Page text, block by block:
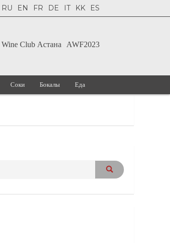
RU EN FR DE IT KK ES
Wine Club Астана AWF2023
Соки Бокалы Еда